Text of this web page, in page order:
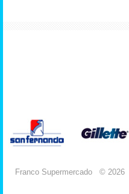
Franco Supermercado © 2026